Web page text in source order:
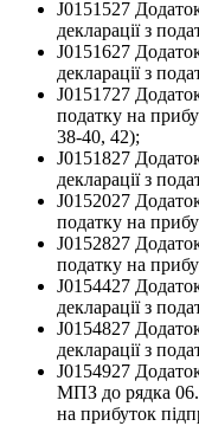
J0151527
декларації з
J0151627
декларації з
J0151727
податку на
38-40, 42);
J0151827
декларації з
J0152027
податку на
J0152827
податку на
J0154427
декларації з
J0154827
декларації з
J0154927
МПЗ до рядка
на прибуток